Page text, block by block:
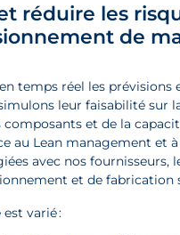
réduire les
de
temps réel les prévisions
leur faisabilité sur
et de la
au Lean management et
avec nos fournisseurs,
et de fabrication
varié :